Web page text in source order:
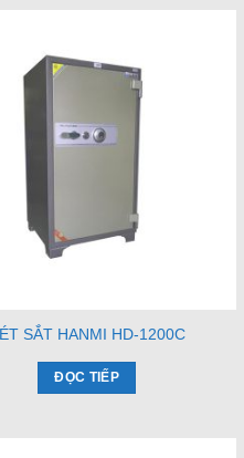
SẮT HANMI HD-1200C
ĐỌC TIẾP